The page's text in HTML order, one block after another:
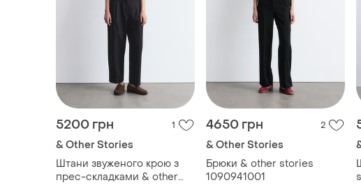
5200 грн
& Other Stories
Штани звуженого крою з
прес-складками & other
stories 1255787004
32 / XXS / 40 і ще 6
4650 грн
& Other Stories
Брюки & other stories
1090941001
32 / XXS / 40 і ще 7